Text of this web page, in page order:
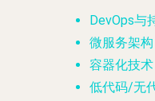
DevOps与
微服务架构
容器化技术
低代码/无